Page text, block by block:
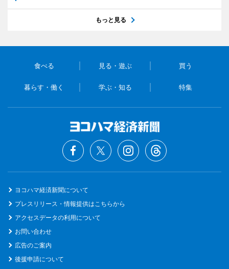
もっと見る
食べる 見る・遊ぶ 買う
暮らす・働く 学ぶ・知る 特集
ヨコハマ経済新聞について
プレスリリース・情報提供はこちらから
アクセスデータの利用について
お問い合わせ
広告のご案内
後援申請について